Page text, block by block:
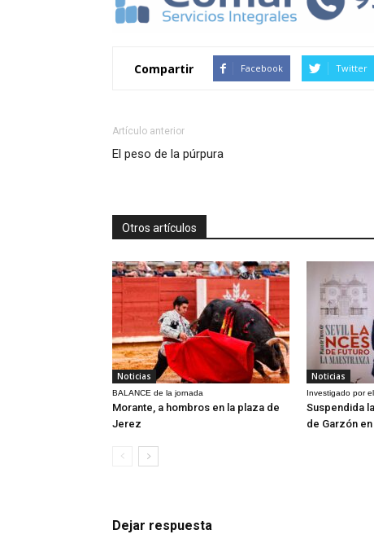
Compartir Facebook Twitter
Artículo anterior
El peso de la púrpura
Otros artículos
Noticias
BALANCE de la jornada
Morante, a hombros en la plaza de
Jerez
Noticias
Investigado por
Suspendida
de Garzón
Dejar respuesta